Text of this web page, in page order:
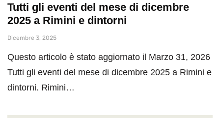
Tutti gli eventi del mese di dicembre
2025 a Rimini e dintorni
Dicembre 3, 2025
Questo articolo è stato aggiornato il Marzo 31, 2026
Tutti gli eventi del mese di dicembre 2025 a Rimini e
dintorni. Rimini…